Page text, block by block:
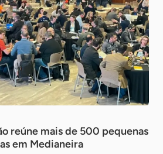
reúne mais de 500 pequenas
em Medianeira